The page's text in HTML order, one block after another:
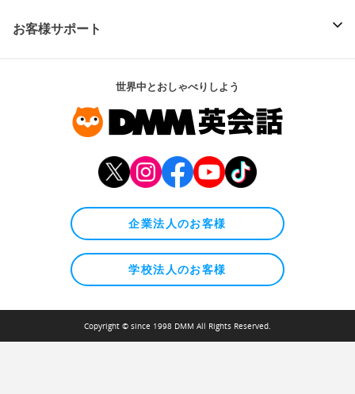
お客様サポート
世界中とおしゃべりしよう
企業法人のお客様
学校法人のお客様
Copyright © since 1998 DMM All Rights Reserved.